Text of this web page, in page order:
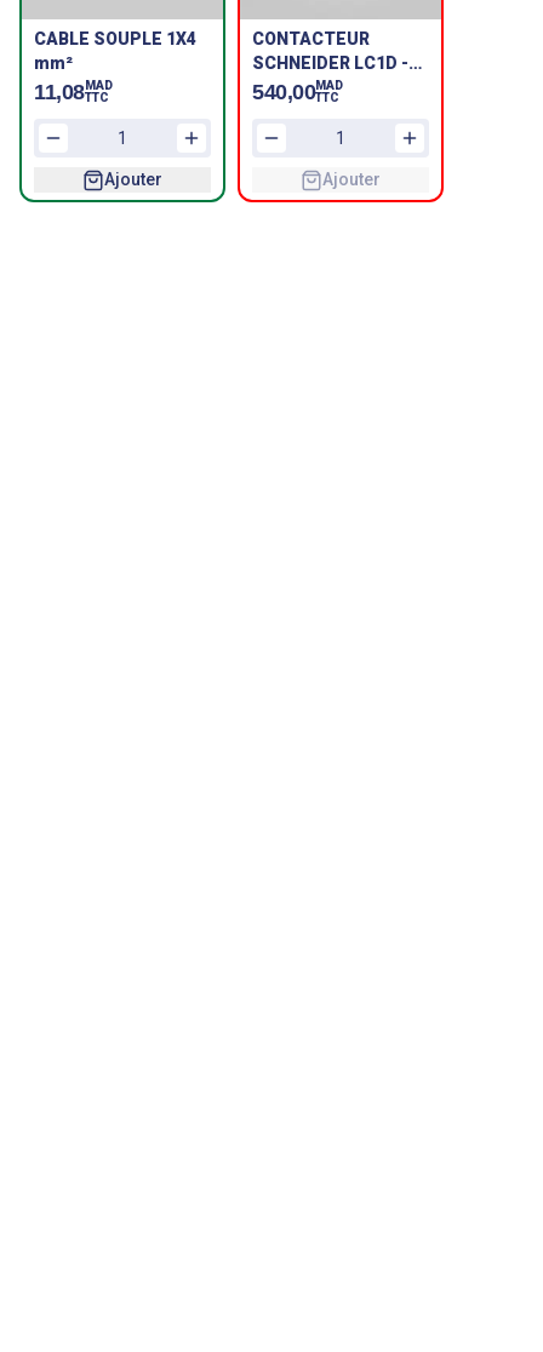
CABLE SOUPLE 1X4
mm²
11,08 MAD
TTC
Ajouter
CONTACTEUR
SCHNEIDER LC1D -
18A - 220V
540,00MAD
TTC
Ajouter